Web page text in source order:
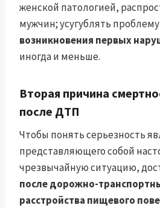
женской патологией,
мужчин; усугублять
возникновения первых
иногда и меньше.
Вторая причина
после ДТП
Чтобы понять серьезность
представляющего собой
чрезвычайную ситуацию,
после дорожно-
расстройства пищевого